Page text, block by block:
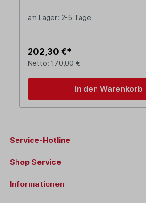
am Lager: 2-5 Tage
202,30 €*
Netto: 170,00 €
In den Warenkorb
Service-Hotline
Shop Service
Informationen